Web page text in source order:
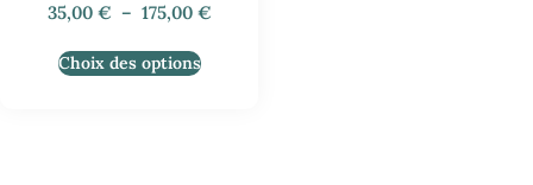
35,00 € – 175,00 €
Choix des options